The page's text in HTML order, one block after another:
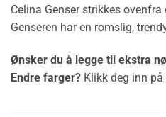
Celina Genser strikkes
Genseren har en romslig,
Ønsker du å legge til ekstra
Endre farger? Klikk deg inn